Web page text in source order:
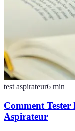
test aspirateur6 min
Comment
Aspirateur